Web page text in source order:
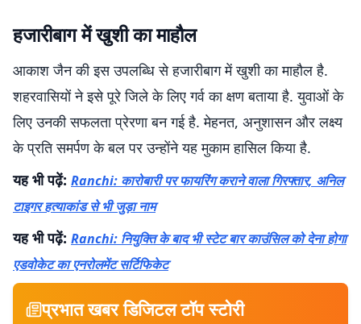
हजारीबाग में खुशी का माहौल
आकाश जैन की इस उपलब्धि से हजारीबाग में खुशी का माहौल है.
शहरवासियों ने इसे पूरे जिले के लिए गर्व का क्षण बताया है. युवाओं के
लिए उनकी सफलता प्रेरणा बन गई है. मेहनत, अनुशासन और लक्ष्य
के प्रति समर्पण के बल पर उन्होंने यह मुकाम हासिल किया है.
यह भी पढ़ें: Ranchi: कारोबारी पर फायरिंग कराने वाला गिरफ्तार, अनिल
टाइगर हत्याकांड से भी जुड़ा नाम
यह भी पढ़ें: Ranchi: नियुक्ति के बाद भी स्टेट बार काउंसिल को देना होगा
एडवोकेट का एनरोलमेंट सर्टिफिकेट
प्रभात खबर डिजिटल टॉप स्टोरी